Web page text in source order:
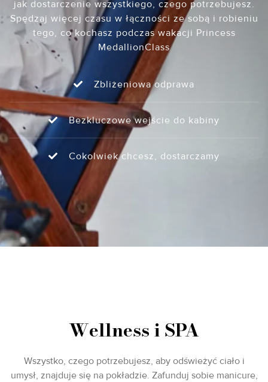
jak dostarczenie wszystkiego, czego potrzebujesz.
Spędzaj więcej czasu w łączności ze sobą i robieniu
tego, co kochasz podczas wakacji Princess
MedallionClass
Zbliżeniowa odprawa
Bezkluczowe wejście do kabiny
Cokolwiek chcesz, dostarczamy
Wellness i SPA
Wszystko, czego potrzebujesz, aby odświeżyć ciało i
umysł, znajduje się na pokładzie. Zafunduj sobie manicure,